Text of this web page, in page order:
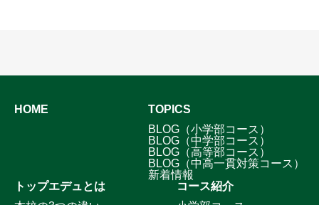
HOME
TOPICS
BLOG（小学部コース）
BLOG（中学部コース）
BLOG（高等部コース）
BLOG（中高一貫対策コース）
新着情報
トップエデュとは
コース紹介